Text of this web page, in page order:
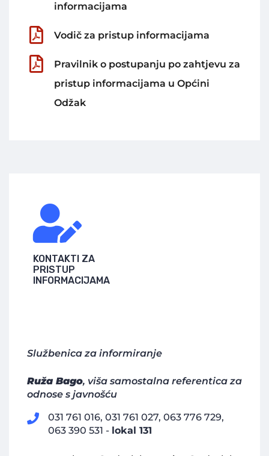
informacijama
Vodič za pristup informacijama
Pravilnik o postupanju po zahtjevu za
pristup informacijama u Općini
Odžak
KONTAKTI ZA
PRISTUP
INFORMACIJAMA
Službenica za informiranje
Ruža Bago, viša samostalna referentica za
odnose s javnošću
031 761 016, 031 761 027, 063 776 729,
063 390 531 - lokal 131